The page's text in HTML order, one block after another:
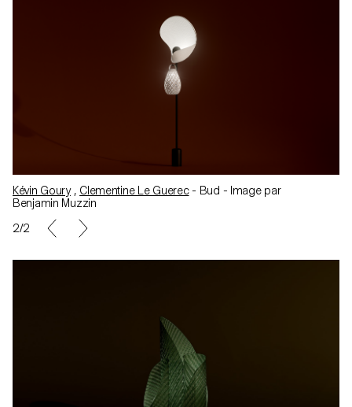
Kévin Goury, Clementine Le Guerec- Bud - Image par
Benjamin Muzzin
2/2